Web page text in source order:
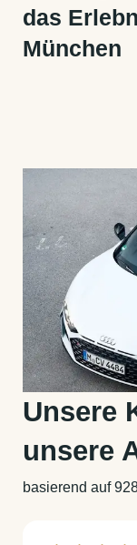
das
München
Unsere
unsere
basierend auf